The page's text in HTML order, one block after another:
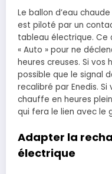
Le ballon d’eau
est piloté par un
tableau électrique.
« Auto » pour ne
heures creuses. Si vos
possible que le signal
recalibré par Enedis.
chauffe en heures
qui fera le lien avec le
Adapter la
électrique